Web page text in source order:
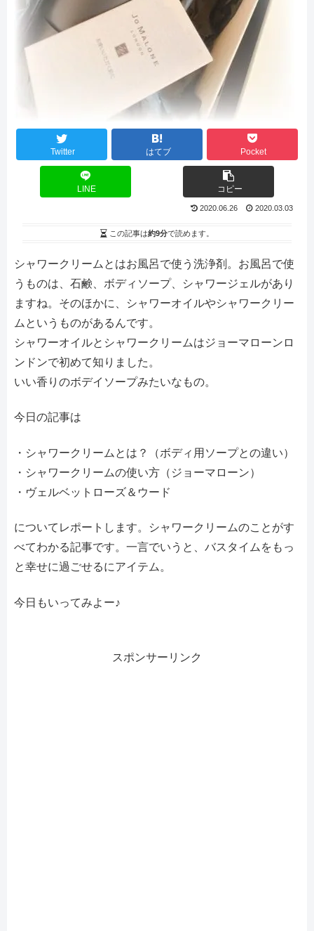
Twitter はてブ Pocket
LINE コピー
2020.06.26 2020.03.03
この記事は約9分で読めます。
シャワークリームとはお風呂で使う洗浄剤。お風呂で使
うものは、石鹸、ボディソープ、シャワージェルがあり
ますね。そのほかに、シャワーオイルやシャワークリー
ムというものがあるんです。
シャワーオイルとシャワークリームはジョーマローンロ
ンドンで初めて知りました。
いい香りのボデイソープみたいなもの。
今日の記事は
・シャワークリームとは？（ボディ用ソープとの違い）
・シャワークリームの使い方（ジョーマローン）
・ヴェルベットローズ＆ウード
についてレポートします。シャワークリームのことがす
べてわかる記事です。一言でいうと、バスタイムをもっ
と幸せに過ごせるにアイテム。
今日もいってみよー♪
スポンサーリンク